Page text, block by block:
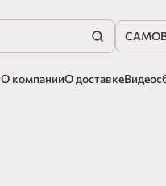
О компанииО доставке